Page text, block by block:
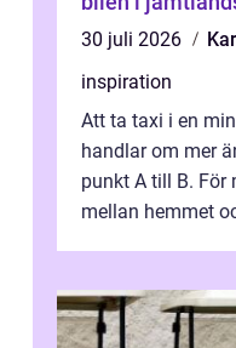
30 juli 2026
inspiration
Att ta taxi i en
handlar om mer
punkt A till B. För
mellan hemmet